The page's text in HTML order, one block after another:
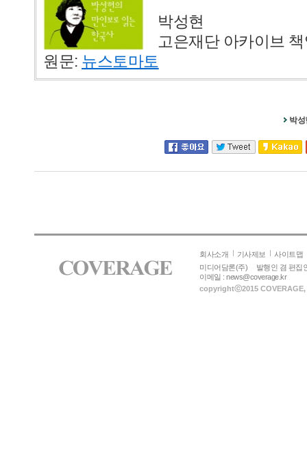
박성현
고은재단 아카이브
원문: 뉴스토마토
박
회사소개 기사제보
사이트맵
미디어담론(주)
발행인 겸 편집
이메일 :news@coverage.kr
copyrightⓒ2015 COVERAGE